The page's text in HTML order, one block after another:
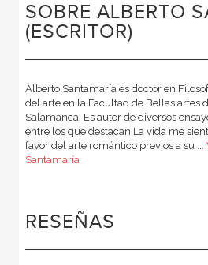
SOBRE ALBERTO
(ESCRITOR)
Alberto Santamaría es doctor en
del arte en la Facultad de Bellas artes
Salamanca. Es autor de diversos
entre los que destacan La vida me
favor del arte romántico previos a su ...
Santamaría
RESEÑAS